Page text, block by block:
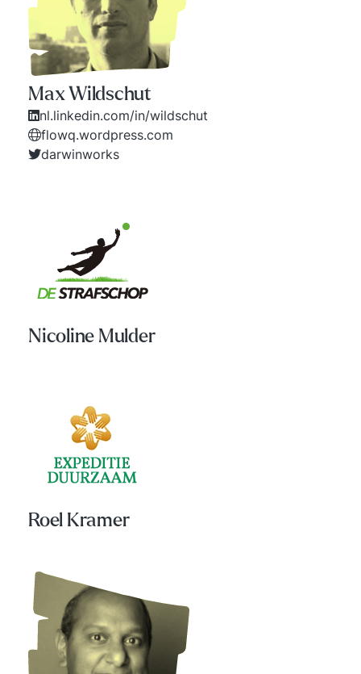
Max Wildschut
nl.linkedin.com/in/wildschut
flowq.wordpress.com
darwinworks
Nicoline Mulder
Roel Kramer